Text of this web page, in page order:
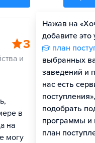
3
и
в
на
могу
Нажав на
добавите
план
выбранных
заведений и
нас есть
подобрать
программы и
план